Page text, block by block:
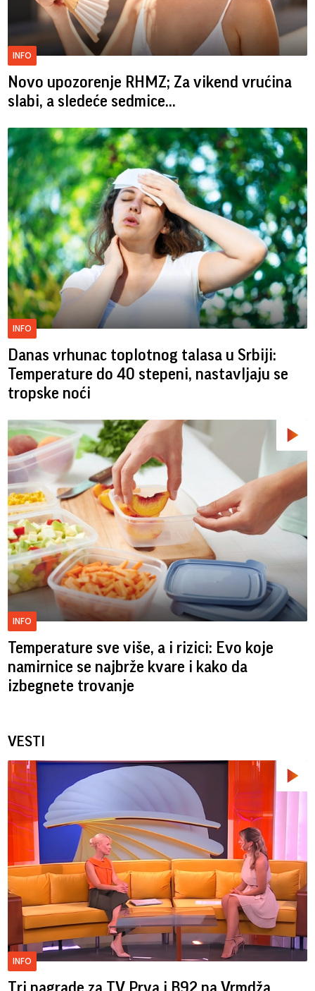
INFO
Novo upozorenje RHMZ; Za vikend vrućina
slabi, a sledeće sedmice...
INFO
Danas vrhunac toplotnog talasa u Srbiji:
Temperature do 40 stepeni, nastavljaju se
tropske noći
INFO
Temperature sve više, a i rizici: Evo koje
namirnice se najbrže kvare i kako da
izbegnete trovanje
VESTI
INFO